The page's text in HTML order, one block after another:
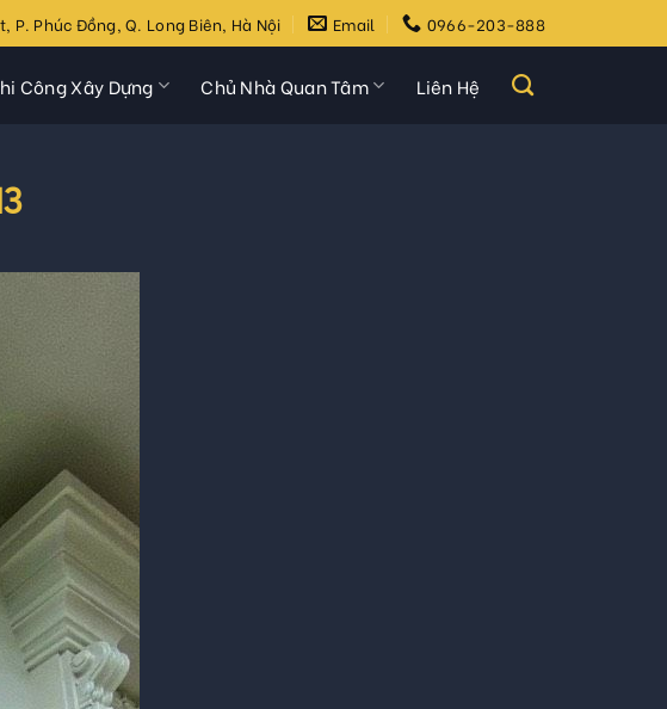
P. Phúc Đồng, Q. Long Biên, Hà Nội Email 0966-203-888
Công Xây Dựng Chủ Nhà Quan Tâm Liên Hệ